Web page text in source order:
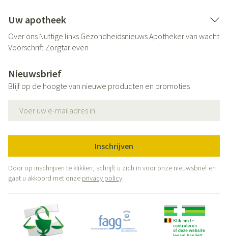
Uw apotheek
Over ons Nuttige links GezondheidsnieuwsApotheker van wacht
Voorschrift Zorgtarieven
Nieuwsbrief
Blijf op de hoogte van nieuwe producten en promoties
Inschrijven
Door op inschrijven te klikken, schrijft u zich in voor onze nieuwsbrief en
gaat u akkoord met onze privacy policy.